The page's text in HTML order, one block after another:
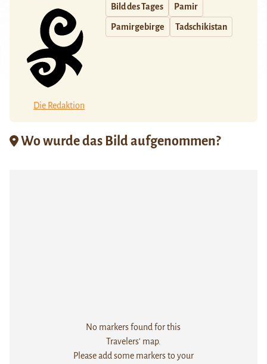
Die Redaktion
Bild des Tages Pamir
Pamirgebirge Tadschikistan
Wo wurde das Bild aufgenommen?
No markers found for this
Travelers' map.
Please add some markers to your